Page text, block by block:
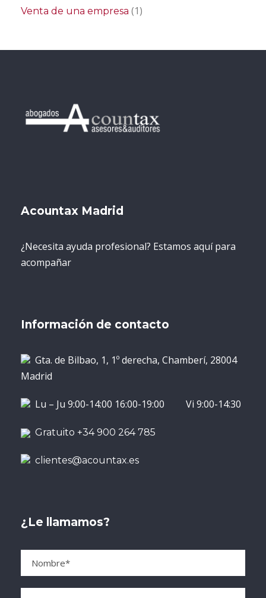
Venta de una empresa (1)
Acountax Madrid
¿Necesita ayuda profesional? Estamos aquí para
acompañar
Información de contacto
Gta. de Bilbao, 1, 1º derecha, Chamberí, 28004
Madrid
Lu – Ju 9:00-14:00 16:00-19:00 Vi 9:00-14:30
Gratuito +34 900 264 785
clientes@acountax.es
¿Le llamamos?